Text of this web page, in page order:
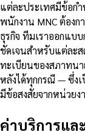
แต่ละประเทศมีข้อกำ
พนักงาน MNC ต้องก
ธุรกิจ ทีมเราออกแบ
ชัดเจนสำหรับแต่ละ
ทะเบียนของสภาทน
หลังได้ทุกกรณี — ซึ่ง
มีข้อสงสัยจากหน่วยง
ค่าบริการแล